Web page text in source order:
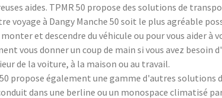
aides. TPMR 50 propose des solutions de
voyage à Dangy Manche 50 soit le plus agréable
et descendre du véhicule ou pour vous aider à
vous donner un coup de main si vous avez besoin
de la voiture, à la maison ou au travail.
propose également une gamme d'autres solutions
dans une berline ou un monospace climatisé